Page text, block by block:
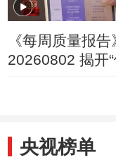
《每周质量报告
20260802 揭开“
央视榜单